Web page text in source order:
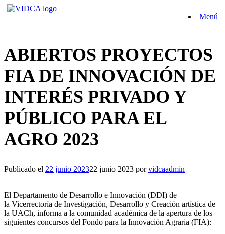
Saltar
Menú
ABIERTOS PROYECTOS
FIA DE INNOVACIÓN DE
INTERÉS PRIVADO Y
PÚBLICO PARA EL
AGRO 2023
Publicado el 22 junio 202322 junio 2023 porvidcaadmin
El Departamento de Desarrollo e Innovación (DDI) de
la Vicerrectoría de Investigación, Desarrollo y Creación artística de
la UACh, informa a la comunidad académica de la apertura de los
siguientes concursos del Fondo para la Innovación Agraria (FIA):